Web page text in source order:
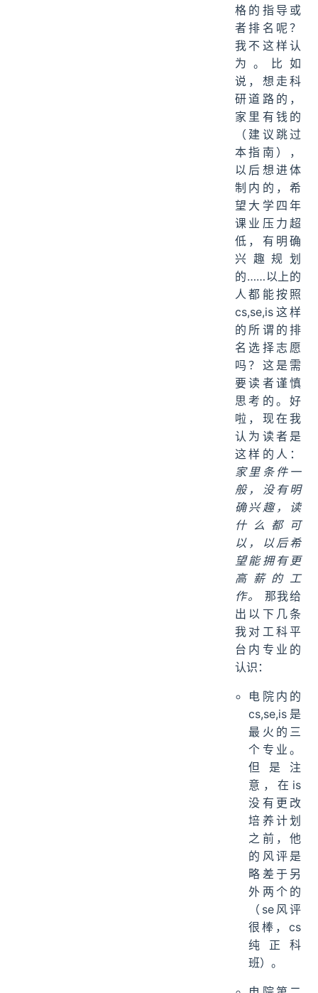
格的指导或
者排名呢？
我不这样认
为。比如
说，想走科
研道路的，
家里有钱的
（建议跳过
本指南），
以后想进体
制内的，希
望大学四年
课业压力超
低，有明确
兴趣规划
的……以上的
人都能按照
cs,se,is这样
的所谓的排
名选择志愿
吗？这是需
要读者谨慎
思考的。好
啦，现在我
认为读者是
这样的人：
家里条件一
般，没有明
确兴趣，读
什么都可
以，以后希
望能拥有更
高薪的工
作。
那我给
出以下几条
我对工科平
台内专业的
认识：
电院内的
cs,se,is是
最火的三
个专业。
但是注
意，在is
没有更改
培养计划
之前，他
的风评是
略差于另
外两个的
（se风评
很棒，cs
纯正科
班）。